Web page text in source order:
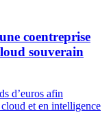
coentreprise
souverain
d’euros afin
cloud et en intelligence